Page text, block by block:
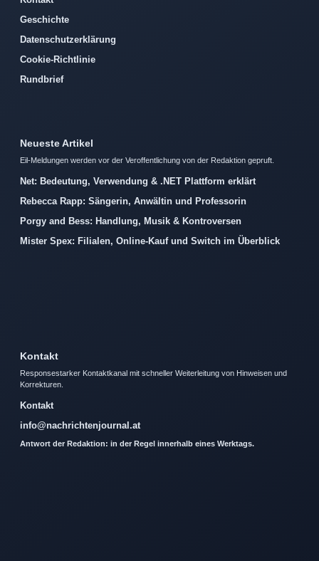
Geschichte
Datenschutzerklärung
Cookie-Richtlinie
Rundbrief
Neueste Artikel
Eil-Meldungen werden vor der Veroffentlichung von der Redaktion gepruft.
Net: Bedeutung, Verwendung & .NET Plattform erklärt
Rebecca Rapp: Sängerin, Anwältin und Professorin
Porgy and Bess: Handlung, Musik & Kontroversen
Mister Spex: Filialen, Online-Kauf und Switch im Überblick
Kontakt
Responsestarker Kontaktkanal mit schneller Weiterleitung von Hinweisen und
Korrekturen.
Kontakt
info@nachrichtenjournal.at
Antwort der Redaktion: in der Regel innerhalb eines Werktags.